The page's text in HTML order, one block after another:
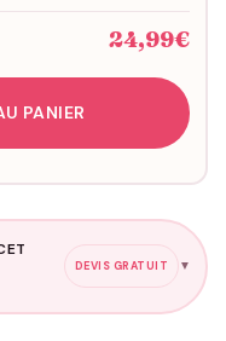
24,99€
PANIER
DEVIS GRATUIT ▼